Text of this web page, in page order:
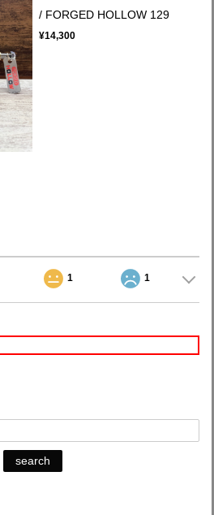
/ FORGED HOLLOW 129
¥14,300
1 1
search